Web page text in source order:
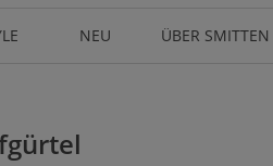
NEU ÜBER SMITTEN